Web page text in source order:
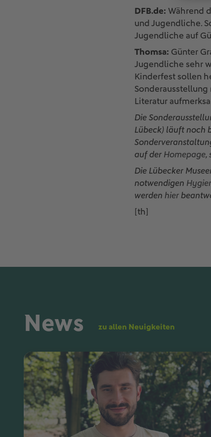
DFB.de: Während
und Jugendliche.
Jugendliche auf
Thomsa: Günter
Jugendliche sehr
Kinderfest sollen
Literatur
Die
Lübeck) läuft noch
auf der Homepage,
Die Lübecker
notwendigen
werden hier
[th]
News zu allen Neuigkeiten